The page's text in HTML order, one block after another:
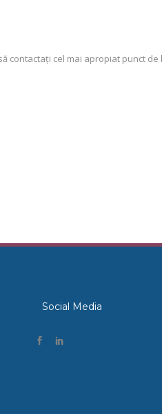
cel mai apropiat punct de
Social Media